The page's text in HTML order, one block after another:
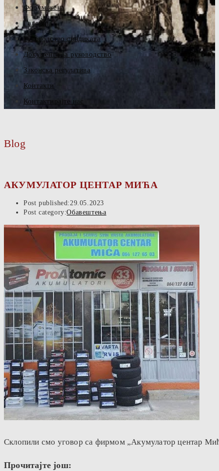
Форум жена
Галерија
Руководство синдиката
Документа за руководство
Законска регулатива
Контакти
Контактирајте нас
Blog
АКУМУЛАТОР ЦЕНТАР МИЋА
Post published:29.05.2023
Post category:Обавештења
Склопили смо уговор са фирмом „Акумулатор центар
Прочитајте још: